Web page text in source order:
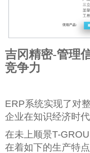
吉冈精密-管理
竞争力
ERP系统实现了对
企业在知识经济时
在未上顺景T-
在着如下的生产特点